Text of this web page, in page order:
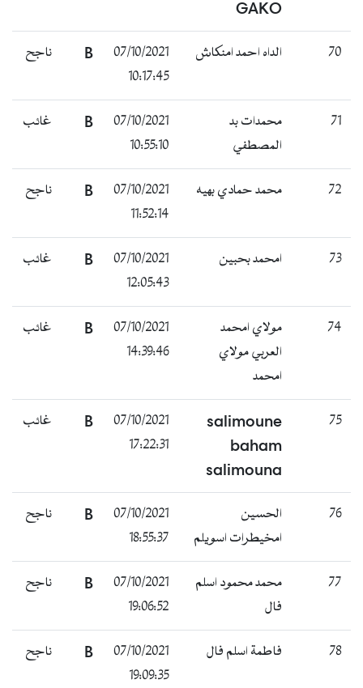
GAKO
70 الداه احمد امنكاش
07/10/2021
10:17:45
B ناجح
71
محمدات بد
المصطفي
07/10/2021
10:55:10
B غائب
72 محمد حمادي بهيه
07/10/2021
11:52:14
B ناجح
73 امحمد بحبين
07/10/2021
12:05:43
B غائب
74
مولاي امحمد
العربي مولاي
امحمد
07/10/2021
14:39:46
B غائب
75
salimoune
baham
salimouna
07/10/2021
17:22:31
B غائب
76
الحسين
امخيطرات اسويلم
07/10/2021
18:55:37
B ناجح
77
محمد محمود اسلم
فال
07/10/2021
19:06:52
B ناجح
78 فاطمة اسلم فال
07/10/2021
19:09:35
B ناجح